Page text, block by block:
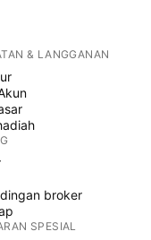
& LANGGANAN
broker
SPESIAL